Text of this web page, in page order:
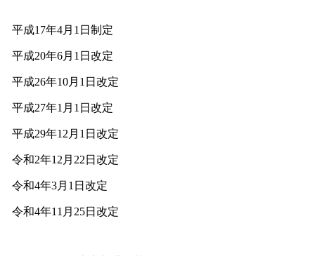
平成17年4月1日制定
平成20年6月1日改定
平成26年10月1日改定
平成27年1月1日改定
平成29年12月1日改定
令和2年12月22日改定
令和4年3月1日改定
令和4年11月25日改定